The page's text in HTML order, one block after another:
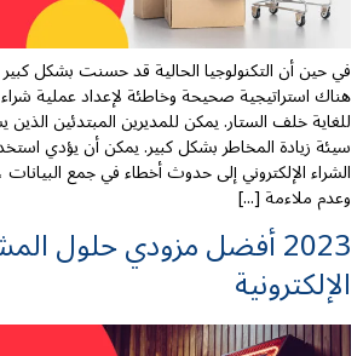
في حين أن التكنولوجيا الحالية قد حسنت بشكل كبير
هناك استراتيجية صحيحة وخاطئة لإعداد عملية شراء
للغاية خلف الستار. يمكن للمديرين المبتدئين
سيئة زيادة المخاطر بشكل كبير. يمكن أن يؤدي
الشراء الإلكتروني إلى حدوث أخطاء في جمع البيانات
وعدم ملاءمة [...]
2023 أفضل مزودي حلول
الإلكترونية